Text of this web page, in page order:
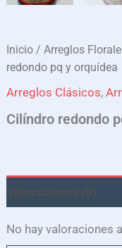
Inicio /Arreglos
redondo pq y orquídea
Arreglos Clásicos,
Cilíndro redondo
Valoraciones (0)
No hay valoraciones